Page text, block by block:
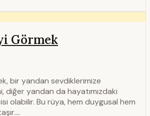
Görmek
bir yandan sevdiklerimize
diğer yandan da hayatımızdaki
olabilir. Bu rüya, hem duygusal hem